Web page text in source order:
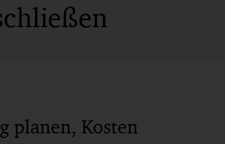
planen, Kosten